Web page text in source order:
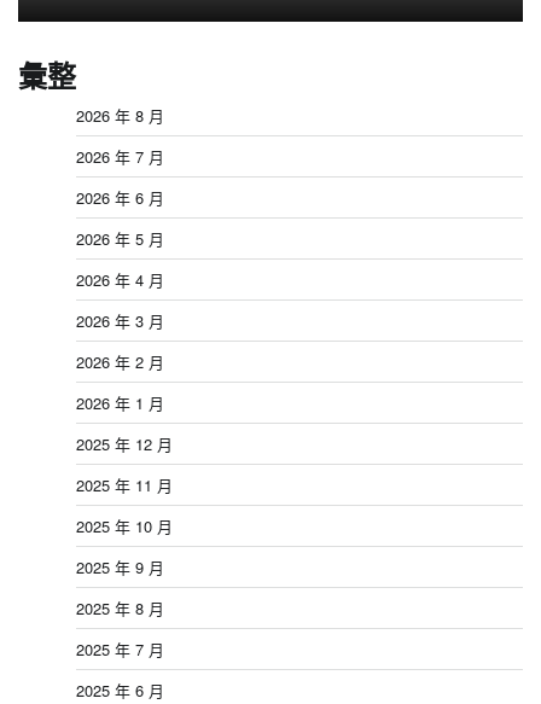
彙整
2026 年 8 月
2026 年 7 月
2026 年 6 月
2026 年 5 月
2026 年 4 月
2026 年 3 月
2026 年 2 月
2026 年 1 月
2025 年 12 月
2025 年 11 月
2025 年 10 月
2025 年 9 月
2025 年 8 月
2025 年 7 月
2025 年 6 月